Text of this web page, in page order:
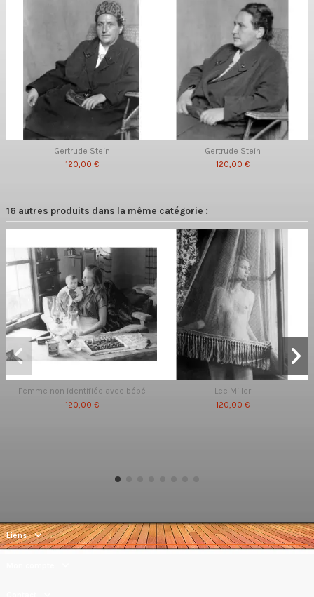
Gertrude Stein
120,00 €
Gertrude Stein
120,00 €
16 autres produits dans la même catégorie :
Femme non identifiée avec bébé
120,00 €
Lee Miller
120,00 €
Liens